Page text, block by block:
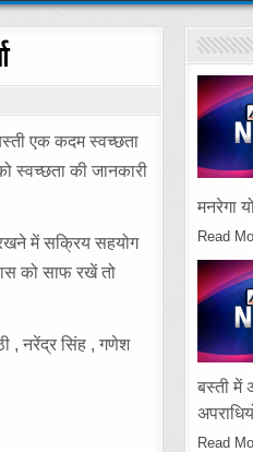
एक कदम स्वच्छता
स्वच्छता की जानकारी
में सक्रिय सहयोग
को साफ रखें तो
, नरेंद्र सिंह , गणेश
मनरेगा
Read
बस्ती में
Read